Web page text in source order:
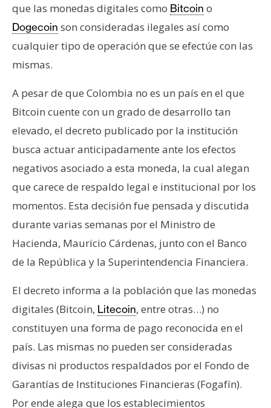
E
t
h
e
e
u
I
A
n
l
s
i
s
N
o
t
que las monedas digitales como Bitcoin o
Dogecoin son consideradas ilegales así como
cualquier tipo de operación que se efectúe con las
mismas.
A pesar de que Colombia no es un país en el que
Bitcoin cuente con un grado de desarrollo tan
elevado, el decreto publicado por la institución
busca actuar anticipadamente ante los efectos
negativos asociado a esta moneda, la cual alegan
que carece de respaldo legal e institucional por los
momentos. Esta decisión fue pensada y discutida
durante varias semanas por el Ministro de
Hacienda, Mauricio Cárdenas, junto con el Banco
de la República y la Superintendencia Financiera.
El decreto informa a la población que las monedas
digitales (Bitcoin, Litecoin, entre otras…) no
constituyen una forma de pago reconocida en el
país. Las mismas no pueden ser consideradas
divisas ni productos respaldados por el Fondo de
Garantías de Instituciones Financieras (Fogafín).
Por ende alega que los establecimientos